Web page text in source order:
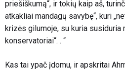
priešiškumą“, ir tokių kaip aš,
atkakliai mandagų savybę“, kuri
krizės gilumoje, su kuria susiduria
konservatoriai“. . “
Kas tai ypač įdomu, ir apskritai